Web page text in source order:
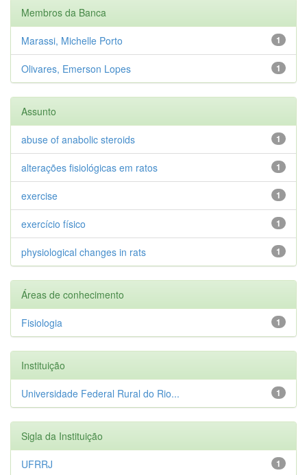
Membros da Banca
1
Marassi, Michelle Porto
1
Olivares, Emerson Lopes
Assunto
1
abuse of anabolic steroids
1
alterações fisiológicas em ratos
1
exercise
1
exercício físico
1
physiological changes in rats
Áreas de conhecimento
1
Fisiologia
Instituição
1
Universidade Federal Rural do Rio...
Sigla da Instituição
1
UFRRJ